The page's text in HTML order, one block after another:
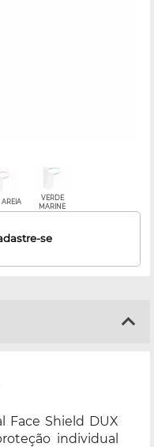
AREIA
VERDE
MARINE
se
Face Shield DUX
individual